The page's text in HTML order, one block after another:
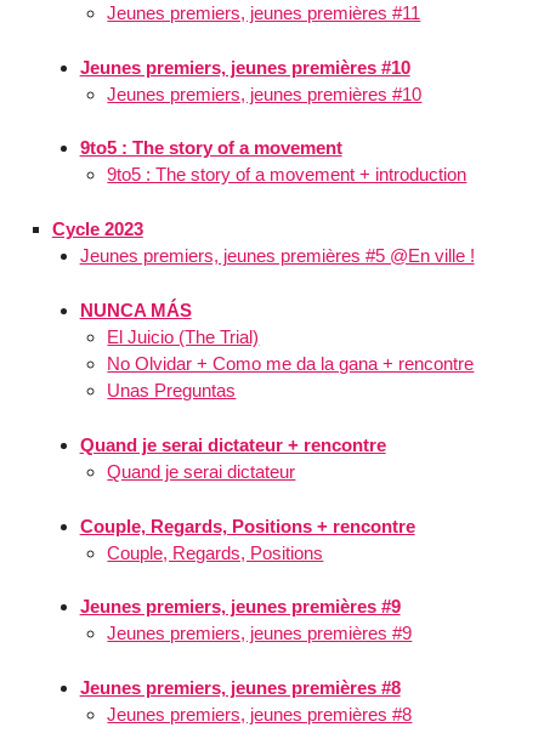
Jeunes premiers, jeunes premières #11
Jeunes premiers, jeunes premières #10
Jeunes premiers, jeunes premières #10
9to5 : The story of a movement
9to5 : The story of a movement + introduction
Cycle 2023
Jeunes premiers, jeunes premières #5 @En ville !
NUNCA MÁS
El Juicio (The Trial)
No Olvidar + Como me da la gana + rencontre
Unas Preguntas
Quand je serai dictateur + rencontre
Quand je serai dictateur
Couple, Regards, Positions + rencontre
Couple, Regards, Positions
Jeunes premiers, jeunes premières #9
Jeunes premiers, jeunes premières #9
Jeunes premiers, jeunes premières #8
Jeunes premiers, jeunes premières #8